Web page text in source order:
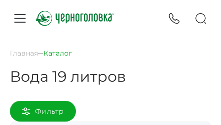
Главная Каталог
Вода 19 литров
Фильтр